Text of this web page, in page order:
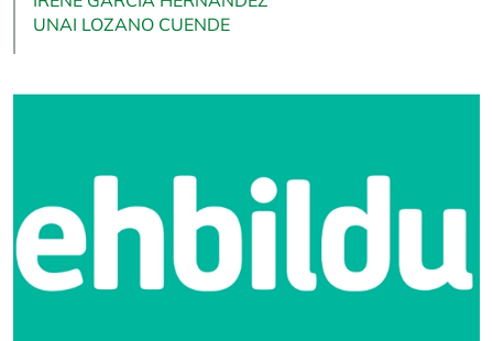
UNAI LOZANO CUENDE